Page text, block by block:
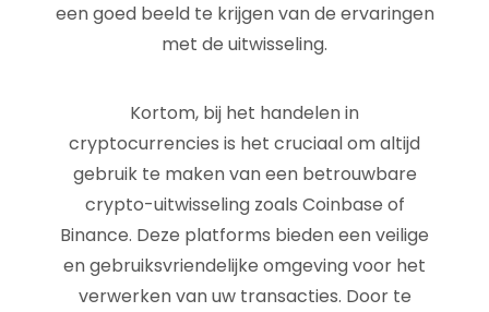
een goed beeld te krijgen van de ervaringen
met de uitwisseling.
Kortom, bij het handelen in
cryptocurrencies is het cruciaal om altijd
gebruik te maken van een betrouwbare
crypto-uitwisseling zoals Coinbase of
Binance. Deze platforms bieden een veilige
en gebruiksvriendelijke omgeving voor het
verwerken van uw transacties. Door te